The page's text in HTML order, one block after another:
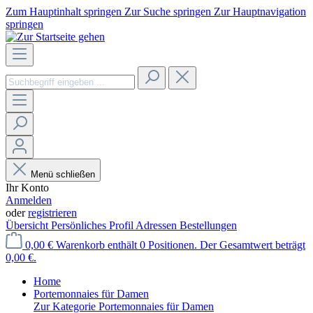
Zum Hauptinhalt springen Zur Suche springen Zur Hauptnavigation
springen
Menü schließen
Ihr Konto
Anmelden
oderregistrieren
Übersicht Persönliches Profil Adressen Bestellungen
0,00 € Warenkorb enthält 0 Positionen. Der Gesamtwert beträgt
0,00 €.
Home
Portemonnaies für Damen
Zur Kategorie Portemonnaies für Damen